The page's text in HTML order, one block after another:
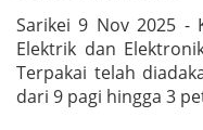
Sarikei 9 Nov 2025 -
Elektrik dan
Terpakai telah
dari 9 pagi hingga 3